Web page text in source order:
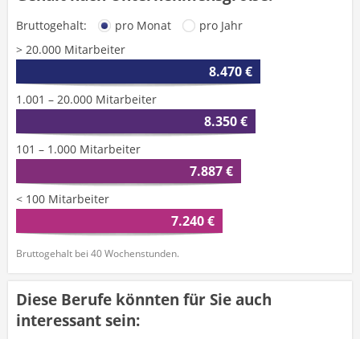
Bruttogehalt: pro Monat
pro Jahr
> 20.000 Mitarbeiter
8.470 €
1.001 – 20.000 Mitarbeiter
8.350 €
101 – 1.000 Mitarbeiter
7.887 €
< 100 Mitarbeiter
7.240 €
Bruttogehalt bei 40 Wochenstunden.
Diese Berufe könnten für Sie auch
interessant sein: